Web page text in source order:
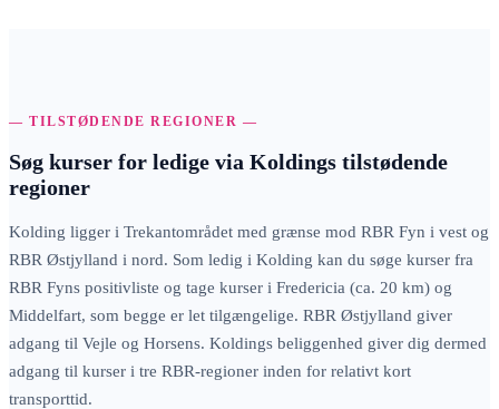
— TILSTØDENDE REGIONER —
Søg kurser for ledige via Koldings tilstødende
regioner
Kolding ligger i Trekantområdet med grænse mod RBR Fyn i vest og
RBR Østjylland i nord. Som ledig i Kolding kan du søge kurser fra
RBR Fyns positivliste og tage kurser i Fredericia (ca. 20 km) og
Middelfart, som begge er let tilgængelige. RBR Østjylland giver
adgang til Vejle og Horsens. Koldings beliggenhed giver dig dermed
adgang til kurser i tre RBR-regioner inden for relativt kort
transporttid.